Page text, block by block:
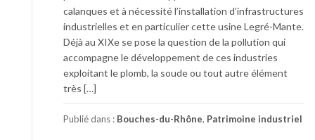
calanques et à nécessité l’installation d’infrastructures
industrielles et en particulier cette usine Legré-Mante.
Déjà au XIXe se pose la question de la pollution qui
accompagne le développement de ces industries
exploitant le plomb, la soude ou tout autre élément
très […]
Publié dans : Bouches-du-Rhône, Patrimoine industriel